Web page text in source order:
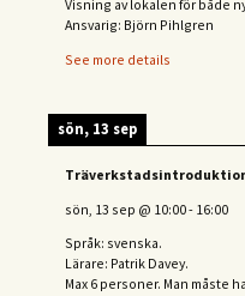
Visning av lokalen för både
Ansvarig: Björn Pihlgren
See more details
sön, 13 sep
sön, 13 sep @ 10:00- 16:00
Språk: svenska.
Lärare: Patrik Davey.
Max 6 personer. Man måste